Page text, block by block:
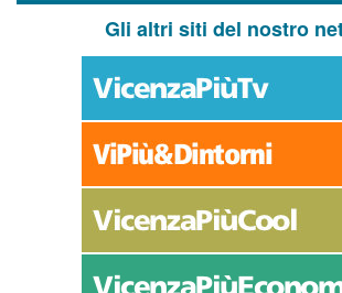
Gli altri siti del nostro